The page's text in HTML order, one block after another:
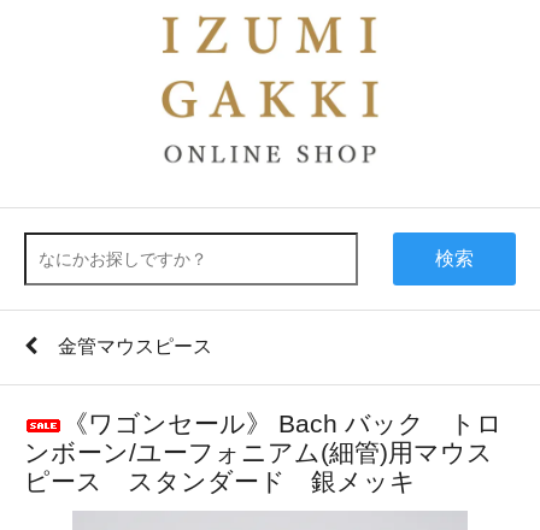
検索
金管マウスピース
《ワゴンセール》 Bach バック トロ
ンボーン/ユーフォニアム(細管)用マウス
ピース スタンダード 銀メッキ